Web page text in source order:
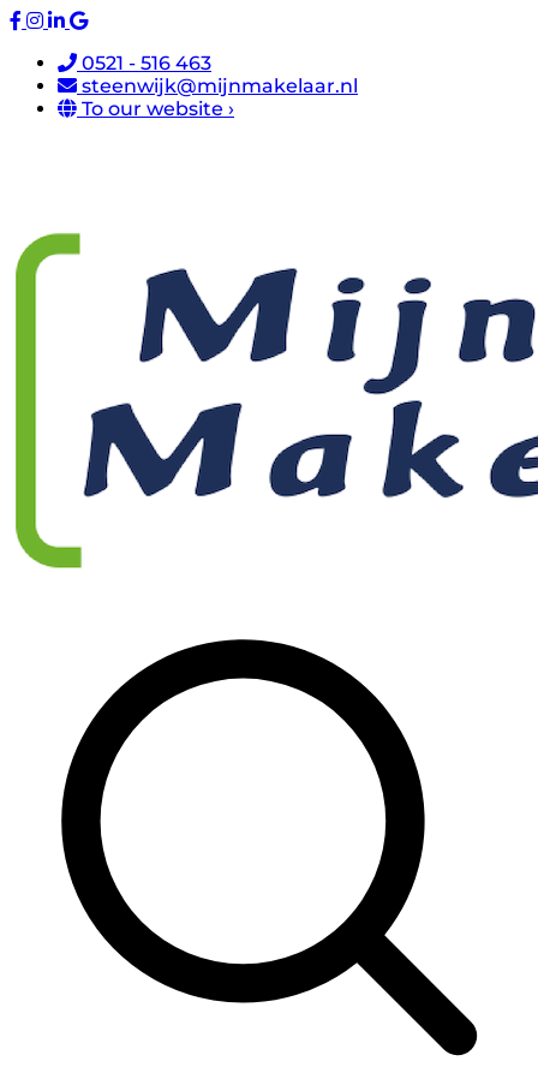
0521 - 516 463
steenwijk@mijnmakelaar.nl
To our website ›